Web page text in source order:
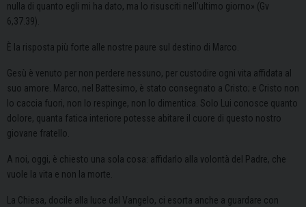
nulla di quanto egli mi ha dato, ma lo risusciti nell’ultimo giorno» (Gv
6,37.39).
È la risposta più forte alle nostre paure sul destino di Marco.
Gesù è venuto per non perdere nessuno, per custodire ogni vita affidata al
suo amore. Marco, nel Battesimo, è stato consegnato a Cristo; e Cristo non
lo caccia fuori, non lo respinge, non lo dimentica. Solo Lui conosce quanto
dolore, quanta fatica interiore potesse abitare il cuore di questo nostro
giovane fratello.
A noi, oggi, è chiesto una sola cosa: affidarlo alla volontà del Padre, che
vuole la vita e non la morte.
La Chiesa, docile alla luce dal Vangelo, ci esorta anche a guardare con